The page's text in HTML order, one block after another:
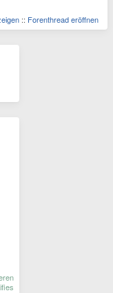
:: Forenthread eröffnen